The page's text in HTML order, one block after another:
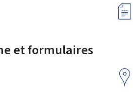
et formulaires